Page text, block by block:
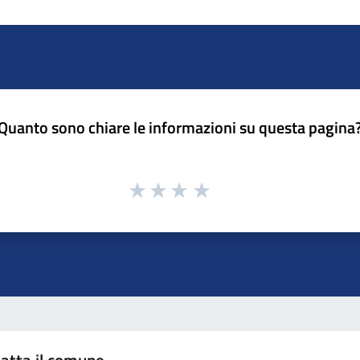
sono chiare le informazioni su questa